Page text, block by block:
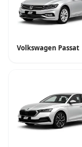
Volkswagen Passat